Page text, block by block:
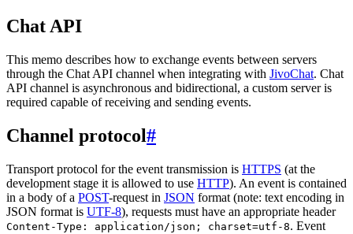
Chat API
This memo describes how to exchange events between servers
through the Chat API channel when integrating with JivoChat. Chat
API channel is asynchronous and bidirectional, a custom server is
required capable of receiving and sending events.
Channel protocol#
Transport protocol for the event transmission is HTTPS (at the
development stage it is allowed to use HTTP). An event is contained
in a body of a POST-request in JSON format (note: text encoding in
JSON format is UTF-8), requests must have an appropriate header
Content-Type: application/json; charset=utf-8. Event